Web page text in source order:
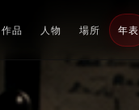
作品 人物 場所 年表